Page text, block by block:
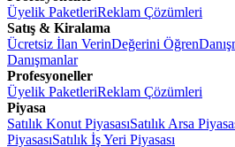
Üyelik PaketleriReklam Çözümleri
Satış & Kiralama
Ücretsiz İlan VerinDeğerini Öğren
Danışmanlar
Profesyoneller
Üyelik PaketleriReklam Çözümleri
Piyasa
Satılık Konut PiyasasıSatılık Arsa
PiyasasıSatılık İş Yeri Piyasası